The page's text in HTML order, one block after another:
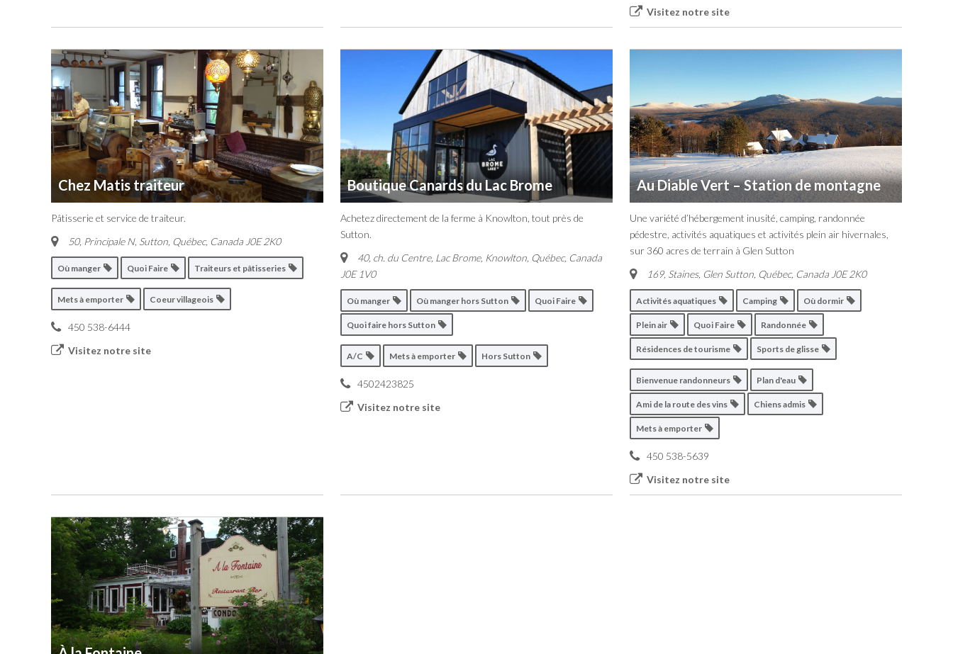
Visitez notre site
Chez Matis traiteur
Pâtisserie et service de traiteur.
50, Principale N, Sutton Québec, Canada J0E 2K0
Où manger Quoi Faire Traiteurs et pâtisseries
Mets à emporter Coeur villageois
450 538-6444
Visitez notre site
Boutique Canards du Lac Brome
Achetez directement de la ferme à Knowlton, tout près de
Sutton.
40, ch. du Centre, Lac Brome, Knowlton, Québec, Canada
J0E 1V0
Où manger Où manger hors Sutton Quoi Faire
Quoi faire hors Sutton
A/C Mets à emporter Hors Sutton
4502423825
Visitez notre site
Au Diable Vert – Station de montagne
Une variété d’hébergement inusité, camping, randonnée
pédestre, activités aquatiques et activités plein air hivernales,
sur 360 acres de terrain à Glen Sutton
169, Staines, Glen Sutton Québec, Canada J0E 2K0
Activités aquatiques Camping Où dormir
Plein air Quoi Faire Randonnée
Résidences de tourisme Sports de glisse
Bienvenue randonneurs Plan d'eau
Ami de la route des vins Chiens admis
Mets à emporter
450 538-5639
Visitez notre site